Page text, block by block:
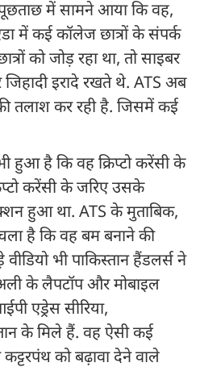
में सामने आया कि वह,
में कई कॉलेज छात्रों के संपर्क
को जोड़ रहा था, तो साइबर
इरादे रखते थे. ATS अब
तलाश कर रही है. जिसमें कई
हुआ है कि वह क्रिप्टो करेंसी के
करेंसी के जरिए उसके
हुआ था. ATS के मुताबिक,
है कि वह बम बनाने की
भी पाकिस्तान हैंडलर्स ने
के लैपटॉप और मोबाइल
एड्रेस सीरिया,
के मिले हैं. वह ऐसी कई
को बढ़ावा देने वाले